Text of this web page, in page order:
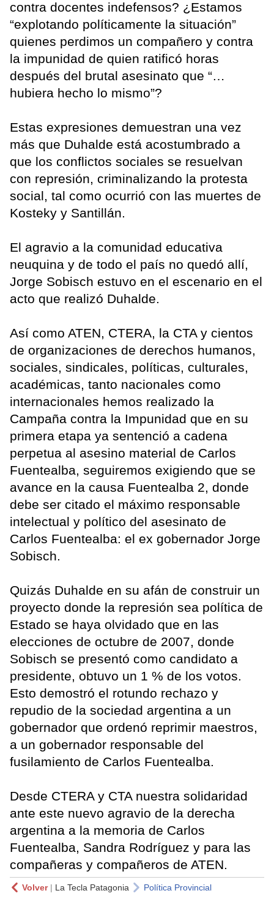
contra docentes indefensos? ¿Estamos
“explotando políticamente la situación”
quienes perdimos un compañero y contra
la impunidad de quien ratificó horas
después del brutal asesinato que “…
hubiera hecho lo mismo”?
Estas expresiones demuestran una vez
más que Duhalde está acostumbrado a
que los conflictos sociales se resuelvan
con represión, criminalizando la protesta
social, tal como ocurrió con las muertes de
Kosteky y Santillán.
El agravio a la comunidad educativa
neuquina y de todo el país no quedó allí,
Jorge Sobisch estuvo en el escenario en el
acto que realizó Duhalde.
Así como ATEN, CTERA, la CTA y cientos
de organizaciones de derechos humanos,
sociales, sindicales, políticas, culturales,
académicas, tanto nacionales como
internacionales hemos realizado la
Campaña contra la Impunidad que en su
primera etapa ya sentenció a cadena
perpetua al asesino material de Carlos
Fuentealba, seguiremos exigiendo que se
avance en la causa Fuentealba 2, donde
debe ser citado el máximo responsable
intelectual y político del asesinato de
Carlos Fuentealba: el ex gobernador Jorge
Sobisch.
Quizás Duhalde en su afán de construir un
proyecto donde la represión sea política de
Estado se haya olvidado que en las
elecciones de octubre de 2007, donde
Sobisch se presentó como candidato a
presidente, obtuvo un 1 % de los votos.
Esto demostró el rotundo rechazo y
repudio de la sociedad argentina a un
gobernador que ordenó reprimir maestros,
a un gobernador responsable del
fusilamiento de Carlos Fuentealba.
Desde CTERA y CTA nuestra solidaridad
ante este nuevo agravio de la derecha
argentina a la memoria de Carlos
Fuentealba, Sandra Rodríguez y para las
compañeras y compañeros de ATEN.
Volver| La Tecla Patagonia Política Provincial